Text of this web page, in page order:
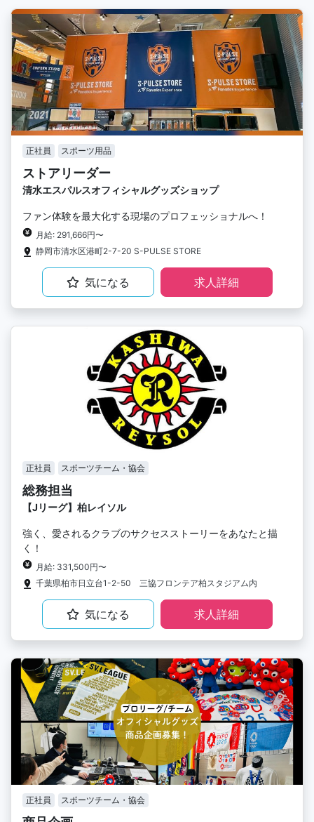
正社員 スポーツ用品
ストアリーダー
清水エスパルスオフィシャルグッズショップ
ファン体験を最大化する現場のプロフェッショナルへ！
月給: 291,666円〜
静岡市清水区港町2-7-20 S-PULSE STORE
気になる 求人詳細
正社員 スポーツチーム・協会
総務担当
【Jリーグ】柏レイソル
強く、愛されるクラブのサクセスストーリーをあなたと描
く！
月給: 331,500円〜
千葉県柏市日立台1-2-50 三協フロンテア柏スタジアム内
気になる 求人詳細
正社員 スポーツチーム・協会